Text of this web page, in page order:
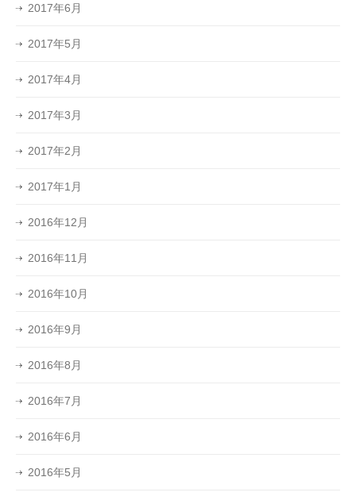
2017年6月
2017年5月
2017年4月
2017年3月
2017年2月
2017年1月
2016年12月
2016年11月
2016年10月
2016年9月
2016年8月
2016年7月
2016年6月
2016年5月